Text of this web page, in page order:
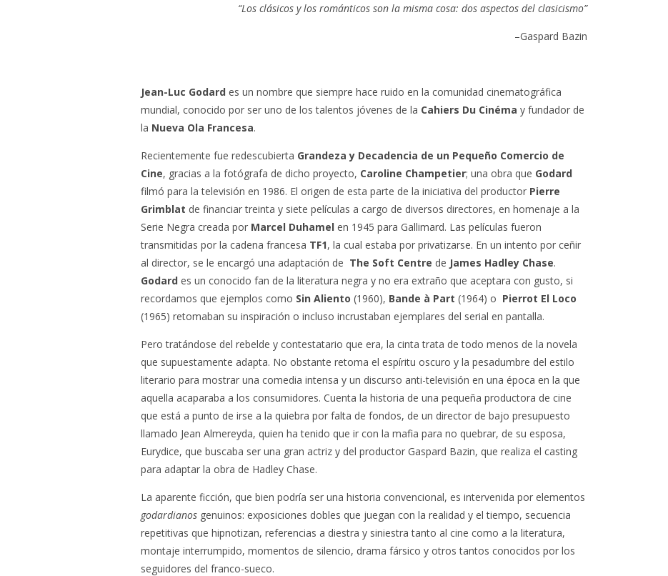
“Los clásicos y los románticos son la misma cosa: dos aspectos del clasicismo”
–Gaspard Bazin
Jean-Luc Godard es un nombre que siempre hace ruido en la comunidad cinematográfica
mundial, conocido por ser uno de los talentos jóvenes de la Cahiers Du Cinéma y fundador de
la Nueva Ola Francesa.
Recientemente fue redescubierta Grandeza y Decadencia de un Pequeño Comercio de
Cine, gracias a la fotógrafa de dicho proyecto, Caroline Champetier; una obra que Godard
filmó para la televisión en 1986. El origen de esta parte de la iniciativa del productor Pierre
Grimblat de financiar treinta y siete películas a cargo de diversos directores, en homenaje a la
Serie Negra creada por Marcel Duhamel en 1945 para Gallimard. Las películas fueron
transmitidas por la cadena francesa TF1, la cual estaba por privatizarse. En un intento por ceñir
al director, se le encargó una adaptación de The Soft Centre de James Hadley Chase.
Godard es un conocido fan de la literatura negra y no era extraño que aceptara con gusto, si
recordamos que ejemplos como Sin Aliento (1960), Bande à Part (1964) o Pierrot El Loco
(1965) retomaban su inspiración o incluso incrustaban ejemplares del serial en pantalla.
Pero tratándose del rebelde y contestatario que era, la cinta trata de todo menos de la novela
que supuestamente adapta. No obstante retoma el espíritu oscuro y la pesadumbre del estilo
literario para mostrar una comedia intensa y un discurso anti-televisión en una época en la que
aquella acaparaba a los consumidores. Cuenta la historia de una pequeña productora de cine
que está a punto de irse a la quiebra por falta de fondos, de un director de bajo presupuesto
llamado Jean Almereyda, quien ha tenido que ir con la mafia para no quebrar, de su esposa,
Eurydice, que buscaba ser una gran actriz y del productor Gaspard Bazin, que realiza el casting
para adaptar la obra de Hadley Chase.
La aparente ficción, que bien podría ser una historia convencional, es intervenida por elementos
godardianos genuinos: exposiciones dobles que juegan con la realidad y el tiempo, secuencia
repetitivas que hipnotizan, referencias a diestra y siniestra tanto al cine como a la literatura,
montaje interrumpido, momentos de silencio, drama fársico y otros tantos conocidos por los
seguidores del franco-sueco.